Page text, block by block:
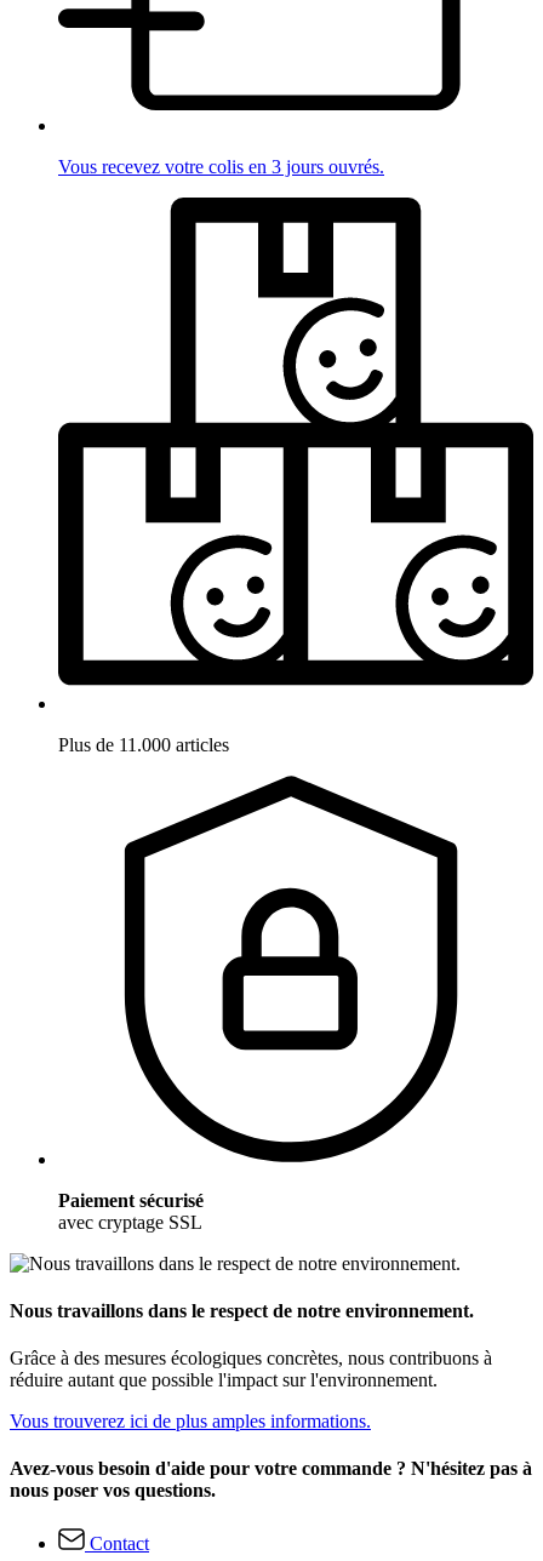
Vous recevez votre colis en 3 jours ouvrés.
Plus de 11.000 articles
Paiement sécurisé
avec cryptage SSL
Nous travaillons dans le respect de notre environnement.
Grâce à des mesures écologiques concrètes, nous contribuons à
réduire autant que possible l'impact sur l'environnement.
Vous trouverez ici de plus amples informations.
Avez-vous besoin d'aide pour votre commande ? N'hésitez pas à
nous poser vos questions.
Contact